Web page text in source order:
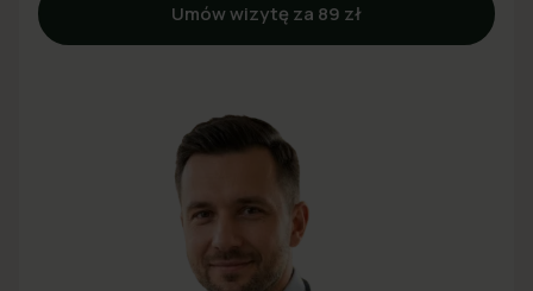
Umów wizytę za 89 zł